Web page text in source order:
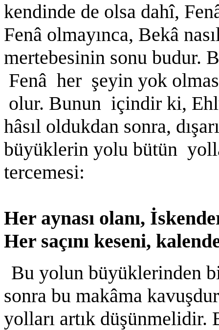
kendinde de olsa dahî,
Fenâ olmayınca, Bekâ
mertebesinin sonu budur.
Fenâ her şeyin yok
olur. Bunun içindir ki,
hâsıl oldukdan sonra,
büyüklerin yolu bütün
tercemesi:
Her aynası olanı,
Her saçını keseni,
Bu yolun büyüklerinden
sonra bu makâma
yolları artık düşünmelidir.